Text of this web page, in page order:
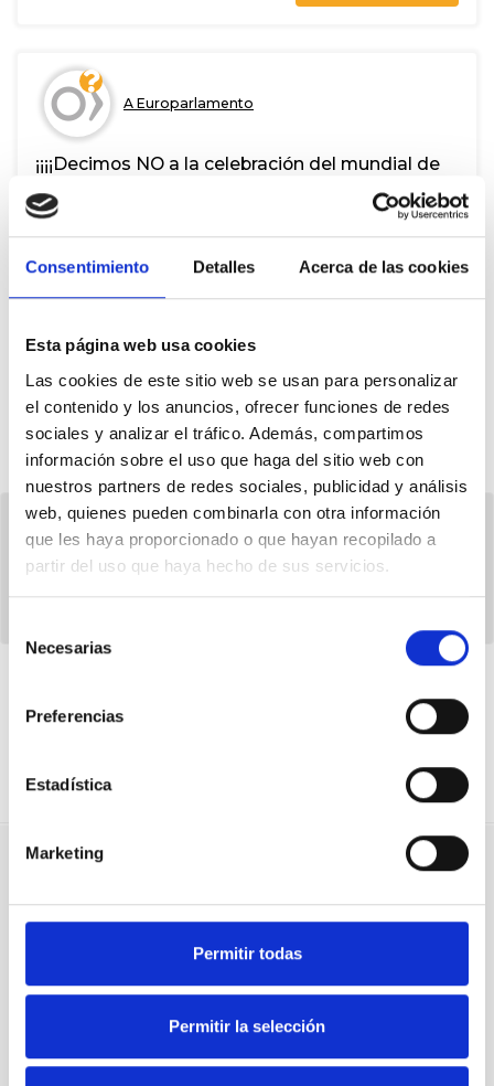
Consentimiento Detalles Acerca de las cookies
Esta página web usa cookies
Las cookies de este sitio web se usan para personalizar
el contenido y los anuncios, ofrecer funciones de redes
sociales y analizar el tráfico. Además, compartimos
información sobre el uso que haga del sitio web con
nuestros partners de redes sociales, publicidad y análisis
web, quienes pueden combinarla con otra información
que les haya proporcionado o que hayan recopilado a
partir del uso que haya hecho de sus servicios.
Necesarias
Preferencias
Estadística
Marketing
Permitir todas
Permitir la selección
A Europarlamento
¡¡¡¡Decimos NO a la celebración del mundial de
automático de la web)?
13 Apoyos de
COMPARTIR DONAR SUPORT
RESPOSTES
respost, valora les seves
Escuchar a las familias antes de aprobar cualquier
65Suport